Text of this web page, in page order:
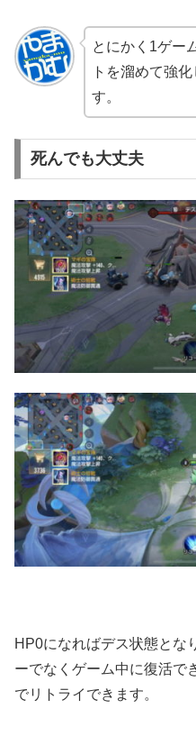
とにかく1ゲー
トを溜めて強
す。
死んでも大丈夫
HP0になればデス状態とな
ーでなくゲーム中に復活で
でリトライできます。